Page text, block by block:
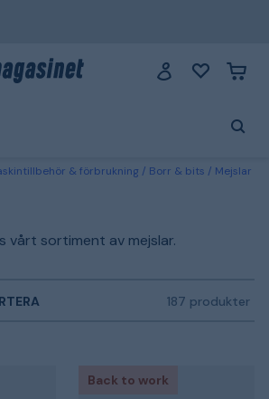
& förbrukning Borr & bits Mejslar
vårt sortiment av mejslar.
187 produkter
Back to work